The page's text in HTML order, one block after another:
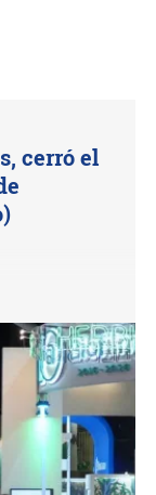
cerró el